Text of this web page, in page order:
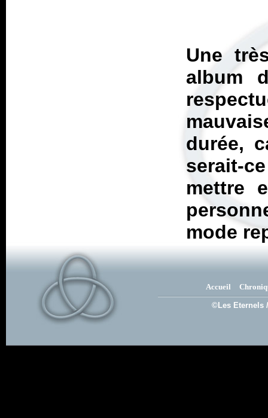
Une
album
durée,
serait-
mettre
mode
Accueil
©Les Eternels